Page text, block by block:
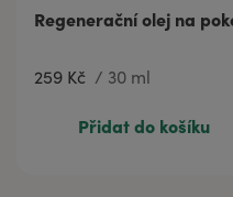
Regenerační olej na
259 Kč / 30 ml
259 Kč
30 ml
Přidat do košíku